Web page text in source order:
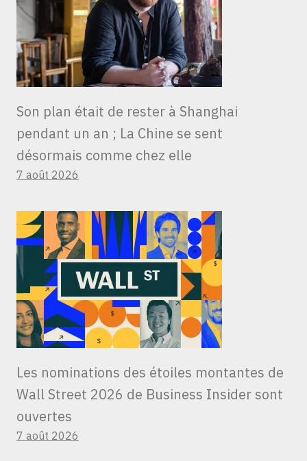
Son plan était de rester à Shanghai
pendant un an ; La Chine se sent
désormais comme chez elle
7 août 2026
Les nominations des étoiles montantes de
Wall Street 2026 de Business Insider sont
ouvertes
7 août 2026